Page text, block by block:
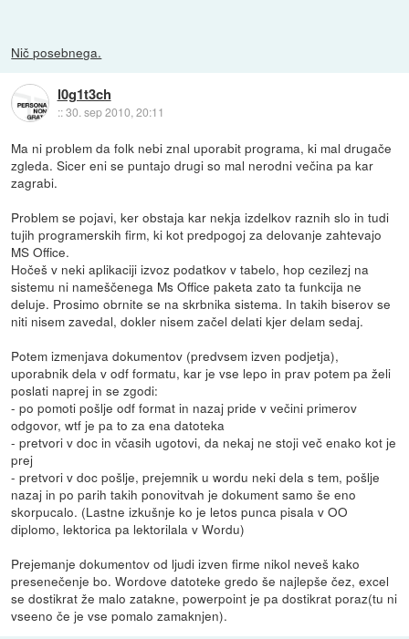
Nič posebnega.
l0g1t3ch
::30. sep 2010, 20:11
Ma ni problem da folk nebi znal uporabit programa, ki mal drugače
zgleda. Sicer eni se puntajo drugi so mal nerodni večina pa kar
zagrabi.
Problem se pojavi, ker obstaja kar nekja izdelkov raznih slo in tudi
tujih programerskih firm, ki kot predpogoj za delovanje zahtevajo
MS Office.
Hočeš v neki aplikaciji izvoz podatkov v tabelo, hop cezilezj na
sistemu ni nameščenega Ms Office paketa zato ta funkcija ne
deluje. Prosimo obrnite se na skrbnika sistema. In takih biserov se
niti nisem zavedal, dokler nisem začel delati kjer delam sedaj.
Potem izmenjava dokumentov (predvsem izven podjetja),
uporabnik dela v odf formatu, kar je vse lepo in prav potem pa želi
poslati naprej in se zgodi:
- po pomoti pošlje odf format in nazaj pride v večini primerov
odgovor, wtf je pa to za ena datoteka
- pretvori v doc in včasih ugotovi, da nekaj ne stoji več enako kot je
prej
- pretvori v doc pošlje, prejemnik u wordu neki dela s tem, pošlje
nazaj in po parih takih ponovitvah je dokument samo še eno
skorpucalo. (Lastne izkušnje ko je letos punca pisala v OO
diplomo, lektorica pa lektorilala v Wordu)
Prejemanje dokumentov od ljudi izven firme nikol neveš kako
presenečenje bo. Wordove datoteke gredo še najlepše čez, excel
se dostikrat že malo zatakne, powerpoint je pa dostikrat poraz(tu ni
vseeno če je vse pomalo zamaknjen).